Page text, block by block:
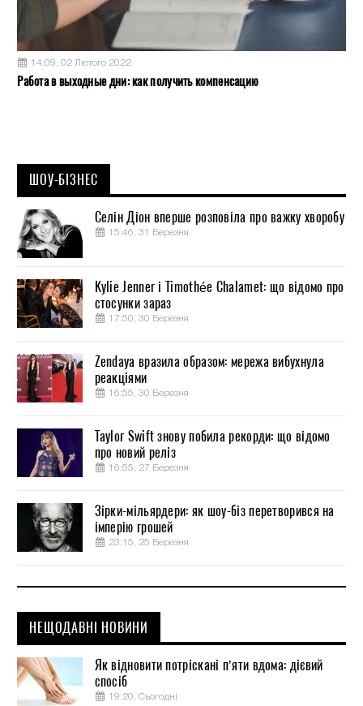
14:09, 02 Лютого 2022
Работа в выходные дни: как получить компенсацию
ШОУ-БІЗНЕС
Селін Діон вперше розповіла про важку хворобу
15:46, 31 Березня
Kylie Jenner і Timothée Chalamet: що відомо про
стосунки зараз
17:50, 30 Березня
Zendaya вразила образом: мережа вибухнула
реакціями
16:55, 30 Березня
Taylor Swift знову побила рекорди: що відомо
про новий реліз
16:55, 27 Березня
Зірки-мільярдери: як шоу-біз перетворився на
імперію грошей
23:15, 25 Березня
НЕЩОДАВНІ НОВИНИ
Як відновити потріскані п’яти вдома: дієвий
спосіб
19:20, Сьогодні